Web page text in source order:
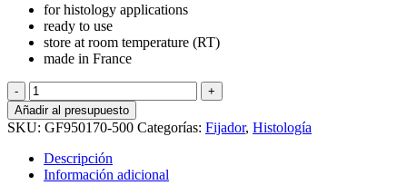
for histology applications
ready to use
store at room temperature (RT)
made in France
Formalin
Aceto-
Alcohol
(FAA)
for
Histology
cantidad
Añadir al presupuesto
SKU: GF950170-500 Categorías: Fijador, Histología
Descripción
Información adicional